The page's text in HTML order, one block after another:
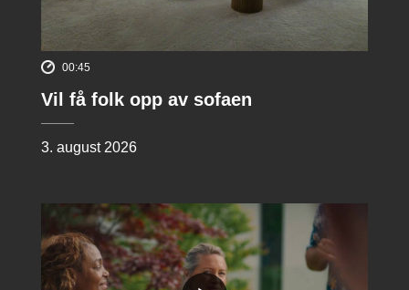
00:45
Vil få folk opp av sofaen
3. august 2026